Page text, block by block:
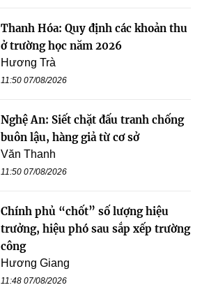
Thanh Hóa: Quy định các khoản thu
ở trường học năm 2026
Hương Trà
11:50 07/08/2026
Nghệ An: Siết chặt đấu tranh chống
buôn lậu, hàng giả từ cơ sở
Văn Thanh
11:50 07/08/2026
Chính phủ “chốt” số lượng hiệu
trưởng, hiệu phó sau sắp xếp trường
công
Hương Giang
11:48 07/08/2026